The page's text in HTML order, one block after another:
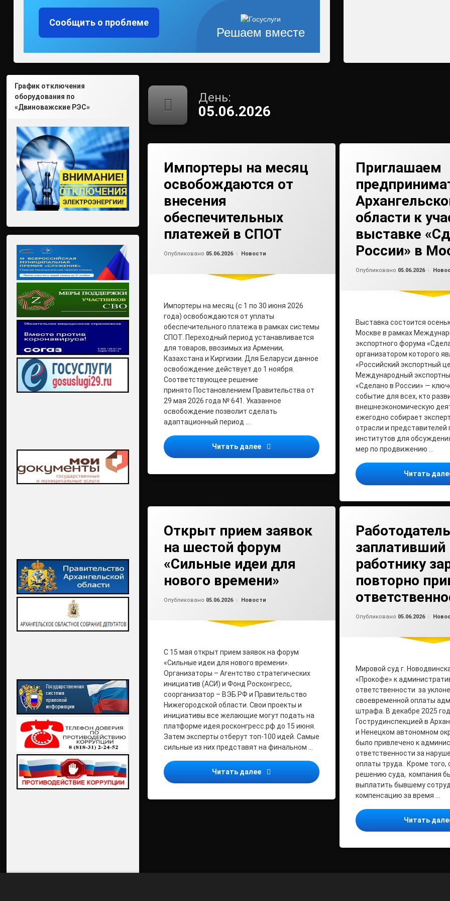
Решаем вместе
Сообщить о проблеме
День:
05.06.2026
Импортеры на месяц
освобождаются от
внесения
обеспечительных
платежей в СПОТ
Опубликовано 05.06.2026 Рубрики:
Новости
Импортеры на месяц (с 1 по 30 июня 2026
года) освобождаются от уплаты
обеспечительного платежа в рамках системы
СПОТ. Переходный период устанавливается
для товаров, ввозимых из Армении,
Казахстана и Киргизии. Для Беларуси данное
освобождение действует до 1 ноября.
Соответствующее решение
принято Постановлением Правительства от
29 мая 2026 года № 641. Указанное
освобождение позволит сделать
адаптационный период …
Читать далее Импортеры на месяц освобождаются от внесения
Приглашаем
области к
выставке
России» в
Опубликовано 05.06.2026
Выставка состоится
Москве в рамках
экспортного форума
организатором которого
«Российский экспортный
Международный
«Сделано в России» —
событие для всех, кто
внешнеэкономическую
ежегодно собирает
отрасли и представителей
институтов для
мер по продвижению …
Читать
Открыт прием заявок
на шестой форум
«Сильные идеи для
нового времени»
Опубликовано 05.06.2026 Рубрики:
Новости
С 15 мая открыт прием заявок на форум
«Сильные идеи для нового времени».
Организаторы – Агентство стратегических
инициатив (АСИ) и Фонд Росконгресс,
соорганизатор – ВЭБ.РФ и Правительство
Нижегородской области. Свои проекты и
инициативы все желающие могут подать на
платформе идея.росконгресс.рф до 15 июня.
Затем эксперты отберут топ-100 идей. Самые
сильные из них представят на финальном …
Читать далее Открыт прием заявок на шестой форум «Сильные
заплативший
работнику
повторно
Опубликовано 05.06.2026
Мировой суд г.
«Прокофе» к
ответственности за
своевременной оплаты
штрафа. В декабре 2025
Гострудинспекцией в
и Ненецком автономном
было привлечено к
ответственности за
оплаты труда. Кроме того,
решению суда, компания
выплатить бывшему
компенсацию за время …
Читать
График отключения
оборудования по
«Двиноважские РЭС»